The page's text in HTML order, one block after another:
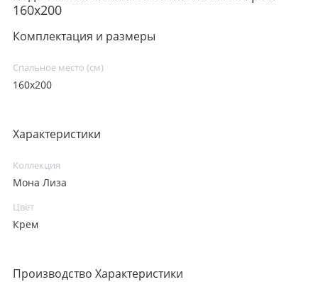
160х200
Комплектация и размеры
Спальное место (см)
160х200
Характеристики
Коллекция
Мона Лиза
Цвет
Крем
Производство Характеристики